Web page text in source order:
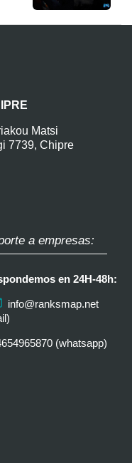
Matsi
7739, Chipre
a empresas:
en 24H-48h:
info@ranksmap.net
(whatsapp)